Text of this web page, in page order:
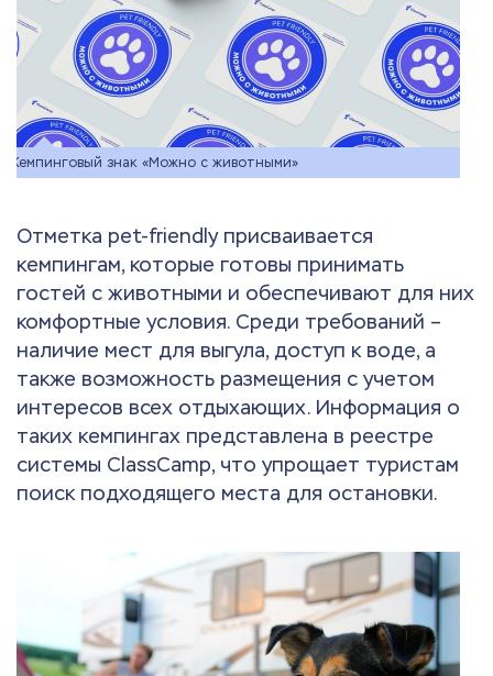
Кемпинговый знак «Можно с животными»
Отметка pet-friendly присваивается
кемпингам, которые готовы принимать
гостей с животными и обеспечивают для них
комфортные условия. Среди требований –
наличие мест для выгула, доступ к воде, а
также возможность размещения с учетом
интересов всех отдыхающих. Информация о
таких кемпингах представлена в реестре
системы ClassCamp, что упрощает туристам
поиск подходящего места для остановки.